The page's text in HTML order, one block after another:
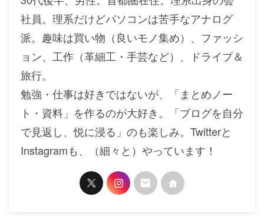
社員。理系だけどパソコンは苦手なアナログ
派。趣味は買い物（良いモノ集め）、ファッシ
ョン、工作（革細工・手芸など）、ドライブ＆
旅行。
勉強・仕事は好きではないが、「まとめノー
ト・資料」を作るのが大好き。「ブログを自分
で見返し、悦に浸る」のも楽しみ。Twitterと
Instagramも、（細々と）やっています！